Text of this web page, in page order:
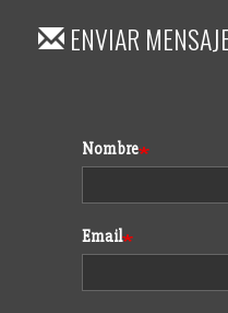
ENVIAR
Formulario
Nombre
Email